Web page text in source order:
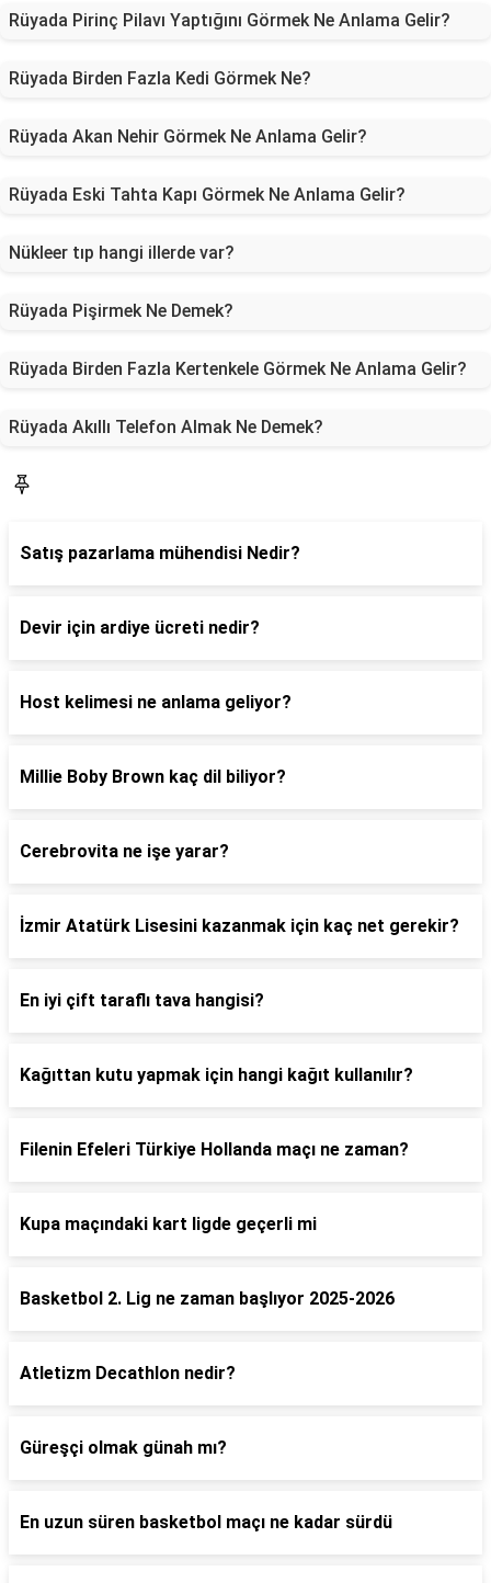
Rüyada Pirinç Pilavı Yaptığını Görmek Ne Anlama Gelir?
Rüyada Birden Fazla Kedi Görmek Ne?
Rüyada Akan Nehir Görmek Ne Anlama Gelir?
Rüyada Eski Tahta Kapı Görmek Ne Anlama Gelir?
Nükleer tıp hangi illerde var?
Rüyada Pişirmek Ne Demek?
Rüyada Birden Fazla Kertenkele Görmek Ne Anlama Gelir?
Rüyada Akıllı Telefon Almak Ne Demek?
Satış pazarlama mühendisi Nedir?
Devir için ardiye ücreti nedir?
Host kelimesi ne anlama geliyor?
Millie Boby Brown kaç dil biliyor?
Cerebrovita ne işe yarar?
İzmir Atatürk Lisesini kazanmak için kaç net gerekir?
En iyi çift taraflı tava hangisi?
Kağıttan kutu yapmak için hangi kağıt kullanılır?
Filenin Efeleri Türkiye Hollanda maçı ne zaman?
Kupa maçındaki kart ligde geçerli mi
Basketbol 2. Lig ne zaman başlıyor 2025-2026
Atletizm Decathlon nedir?
Güreşçi olmak günah mı?
En uzun süren basketbol maçı ne kadar sürdü